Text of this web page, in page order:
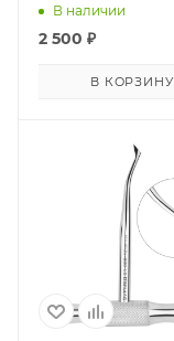
В наличии
2 500 ₽
В КОРЗИНУ